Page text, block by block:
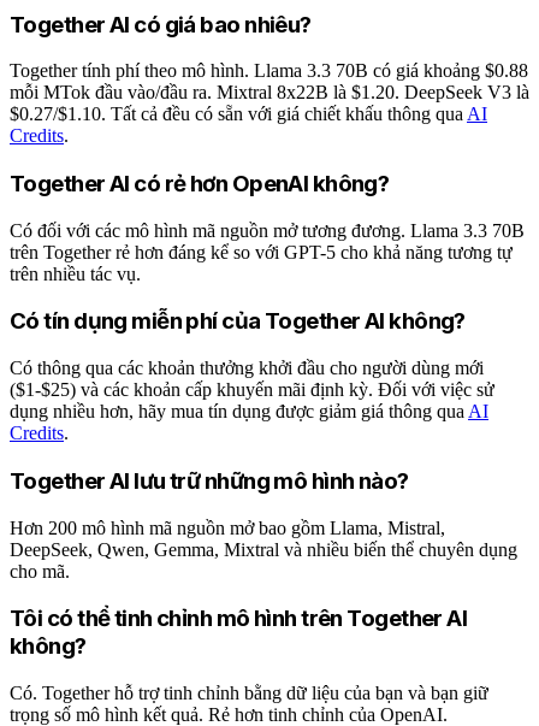
Together AI có giá bao nhiêu?
Together tính phí theo mô hình. Llama 3.3 70B có giá khoảng $0.88
mỗi MTok đầu vào/đầu ra. Mixtral 8x22B là $1.20. DeepSeek V3 là
$0.27/$1.10. Tất cả đều có sẵn với giá chiết khấu thông qua AI
Credits.
Together AI có rẻ hơn OpenAI không?
Có đối với các mô hình mã nguồn mở tương đương. Llama 3.3 70B
trên Together rẻ hơn đáng kể so với GPT-5 cho khả năng tương tự
trên nhiều tác vụ.
Có tín dụng miễn phí của Together AI không?
Có thông qua các khoản thưởng khởi đầu cho người dùng mới
($1-$25) và các khoản cấp khuyến mãi định kỳ. Đối với việc sử
dụng nhiều hơn, hãy mua tín dụng được giảm giá thông qua AI
Credits.
Together AI lưu trữ những mô hình nào?
Hơn 200 mô hình mã nguồn mở bao gồm Llama, Mistral,
DeepSeek, Qwen, Gemma, Mixtral và nhiều biến thể chuyên dụng
cho mã.
Tôi có thể tinh chỉnh mô hình trên Together AI
không?
Có. Together hỗ trợ tinh chỉnh bằng dữ liệu của bạn và bạn giữ
trọng số mô hình kết quả. Rẻ hơn tinh chỉnh của OpenAI.